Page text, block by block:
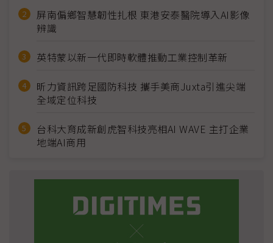
屏南偏鄉智慧韌性扎根 東港安泰醫院導入AI影像
辨識
英特蒙以新一代即時軟體推動工業控制革新
昕力資訊跨足國防科技 攜手美商Juxta引進尖端
全域定位科技
台科大育成新創虎智科技亮相AI WAVE 主打企業
地端AI商用